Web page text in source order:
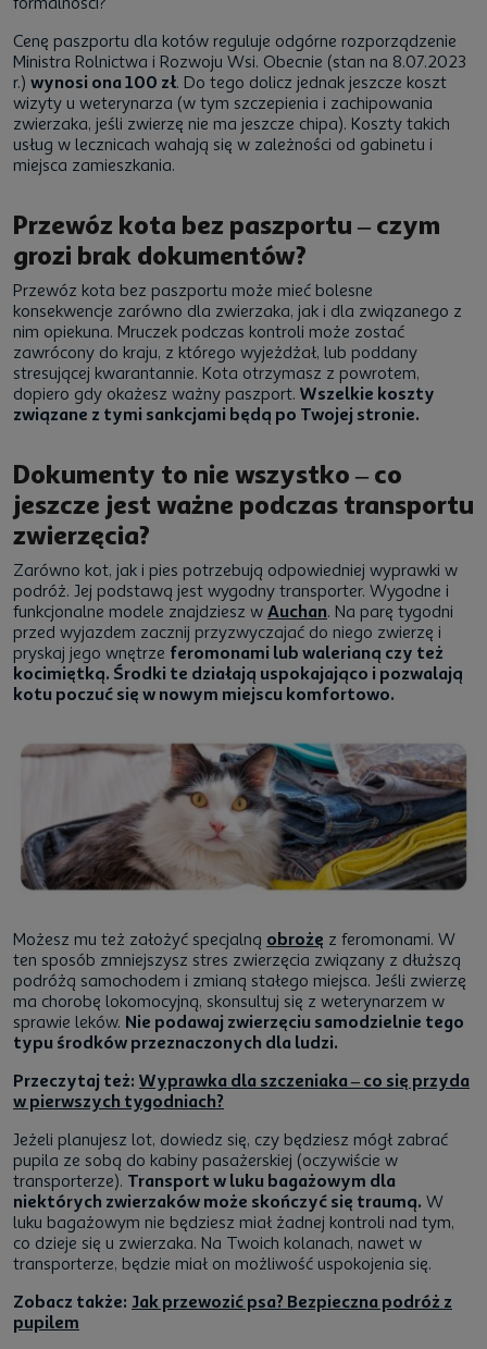
Cenę paszportu dla kotów reguluje odgórne rozporządzenie
Ministra Rolnictwa i Rozwoju Wsi. Obecnie (stan na 8.07.2023
r.) wynosi ona 100 zł. Do tego dolicz jednak jeszcze koszt
wizyty u weterynarza (w tym szczepienia i zachipowania
zwierzaka, jeśli zwierzę nie ma jeszcze chipa). Koszty takich
usług w lecznicach wahają się w zależności od gabinetu i
miejsca zamieszkania.
Przewóz kota bez paszportu – czym
grozi brak dokumentów?
Przewóz kota bez paszportu może mieć bolesne
konsekwencje zarówno dla zwierzaka, jak i dla związanego z
nim opiekuna. Mruczek podczas kontroli może zostać
zawrócony do kraju, z którego wyjeżdżał, lub poddany
stresującej kwarantannie. Kota otrzymasz z powrotem,
dopiero gdy okażesz ważny paszport. Wszelkie koszty
związane z tymi sankcjami będą po Twojej stronie.
Dokumenty to nie wszystko – co
jeszcze jest ważne podczas transportu
zwierzęcia?
Zarówno kot, jak i pies potrzebują odpowiedniej wyprawki w
podróż. Jej podstawą jest wygodny transporter. Wygodne i
funkcjonalne modele znajdziesz w Auchan. Na parę tygodni
przed wyjazdem zacznij przyzwyczajać do niego zwierzę i
pryskaj jego wnętrze feromonami lub walerianą czy też
kocimiętką. Środki te działają uspokajająco i pozwalają
kotu poczuć się w nowym miejscu komfortowo.
Możesz mu też założyć specjalną obrożę z feromonami. W
ten sposób zmniejszysz stres zwierzęcia związany z dłuższą
podróżą samochodem i zmianą stałego miejsca. Jeśli zwierzę
ma chorobę lokomocyjną, skonsultuj się z weterynarzem w
sprawie leków. Nie podawaj zwierzęciu samodzielnie tego
typu środków przeznaczonych dla ludzi.
Przeczytaj też: Wyprawka dla szczeniaka – co się przyda
w pierwszych tygodniach?
Jeżeli planujesz lot, dowiedz się, czy będziesz mógł zabrać
pupila ze sobą do kabiny pasażerskiej (oczywiście w
transporterze). Transport w luku bagażowym dla
niektórych zwierzaków może skończyć się traumą. W
luku bagażowym nie będziesz miał żadnej kontroli nad tym,
co dzieje się u zwierzaka. Na Twoich kolanach, nawet w
transporterze, będzie miał on możliwość uspokojenia się.
Zobacz także: Jak przewozić psa? Bezpieczna podróż z
pupilem